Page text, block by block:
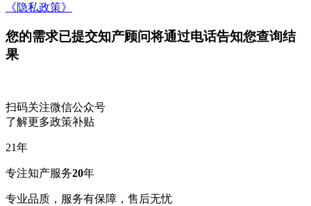
《隐私政策》
您的需求已提交知产顾问将通过电话告知您查询结
果
扫码关注微信公众号
了解更多政策补贴
21年
专注知产服务20年
专业品质，服务有保障，售后无忧